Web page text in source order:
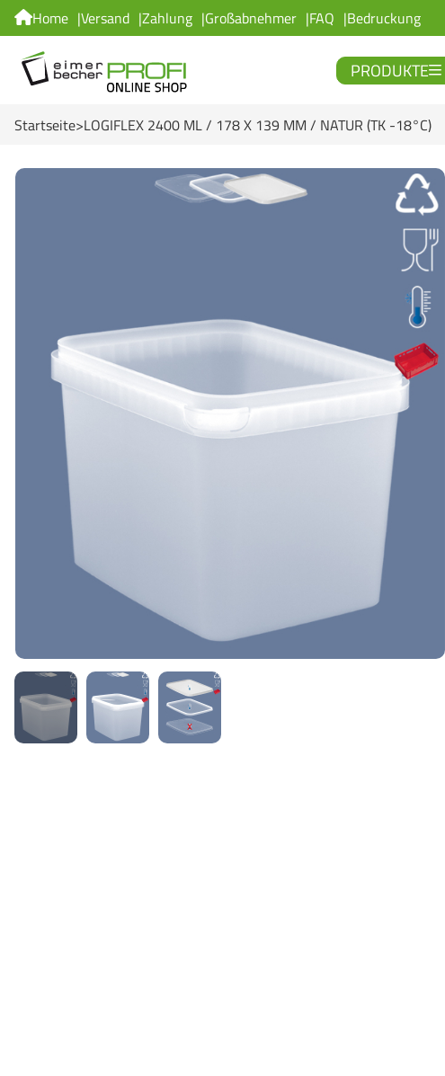
Home Versand Zahlung Großabnehmer FAQ Bedruckung
PRODUKTE
Startseite LOGIFLEX 2400 ML / 178 X 139 MM / NATUR (TK -18°C)